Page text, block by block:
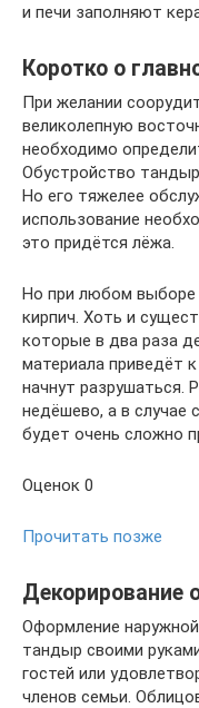
и печи заполняют
Коротко о
При желании
великолепную
необходимо
Обустройство
Но его тяжелее
использование
это придётся лёжа.
Но при любом выборе
кирпич. Хоть и
которые в два раза
материала приведёт
начнут разрушаться.
недёшево, а в случае
будет очень сложно
Оценок 0
Прочитать позже
Декорирование
Оформление
тандыр своими
гостей или
членов семьи.